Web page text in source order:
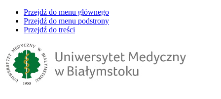
Przejdź do menu głównego
Przejdź do menu podstrony
Przejdź do treści